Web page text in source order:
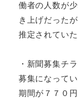
働者の人数が
き上げだった
推定されていた
・新聞募集チ
募集になって
期間が７７０